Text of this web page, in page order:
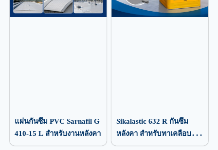
แผ่นกันซึม PVC Sarnafil G
410-15 L สำหรับงานหลังคา
Sikalastic 632 R กันซึม
หลังคา สำหรับทาเคลือบ
ป้องกันน้ำรั่วซึม